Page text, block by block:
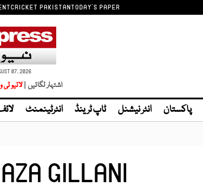
CRICKET PAKISTANTODAY'S PAPER
07, 2026
اشتہار لگائیں |
پاکستان انٹر نیشنل ٹاپ ٹرینڈ انٹرٹینمنٹ
GILLANI